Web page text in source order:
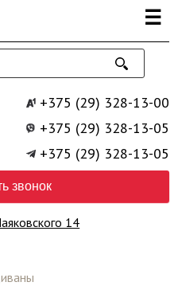
☰
+375 (29) 328-13-00
+375 (29) 328-13-05
+375 (29) 328-13-05
звонок
14